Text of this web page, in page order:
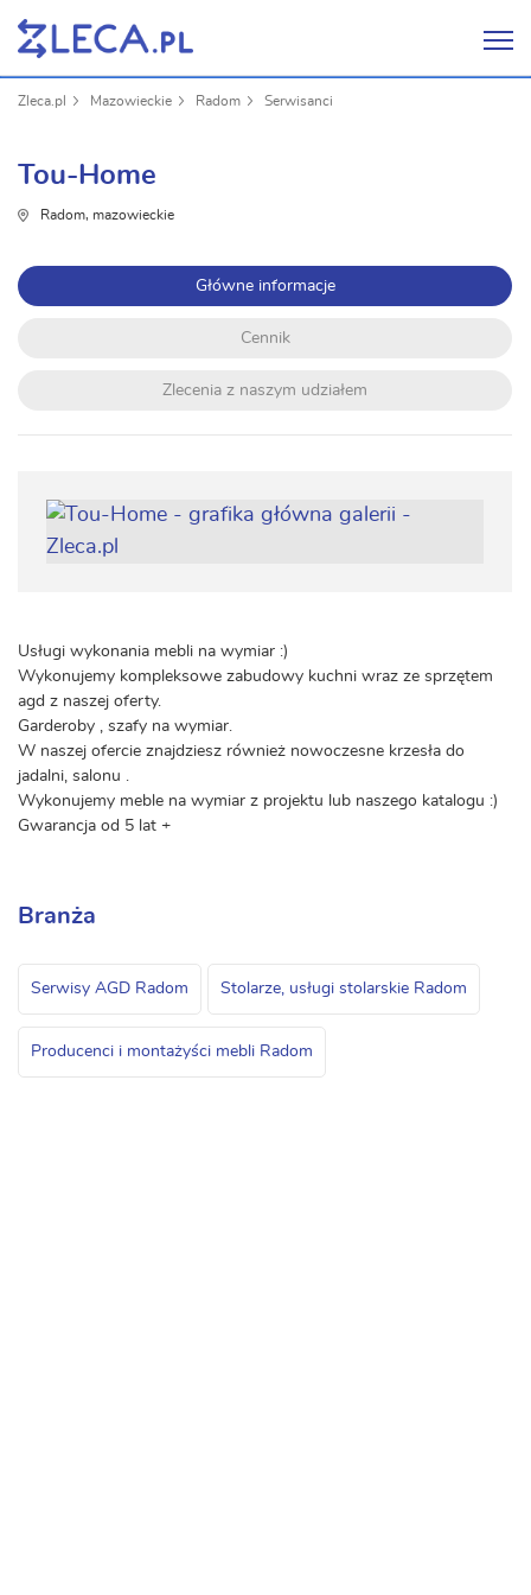
Zleca.pl Mazowieckie Radom Serwisanci
Tou-Home
Radom, mazowieckie
Główne informacje
Cennik
Zlecenia z naszym udziałem
Usługi wykonania mebli na wymiar :)
Wykonujemy kompleksowe zabudowy kuchni wraz ze sprzętem
agd z naszej oferty.
Garderoby , szafy na wymiar.
W naszej ofercie znajdziesz również nowoczesne krzesła do
jadalni, salonu .
Wykonujemy meble na wymiar z projektu lub naszego katalogu :)
Gwarancja od 5 lat +
Branża
Serwisy AGD Radom Stolarze, usługi stolarskie Radom
Producenci i montażyści mebli Radom